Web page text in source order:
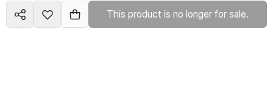
This product is no longer for sale.
Customer Center
Contact Information:050714160749
Create your biz 🛍️
home